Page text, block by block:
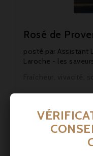
Rosé de
posté par Assistant
Laroche - les